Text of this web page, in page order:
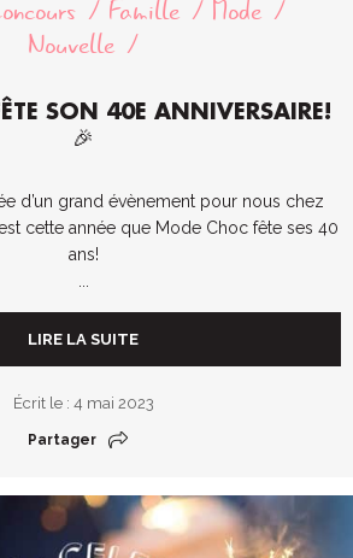
Famille
Mode
Nouvelle
SON 40E ANNIVERSAIRE!
🎉
d’un grand évènement pour nous chez
cette année que Mode Choc fête ses 40
ans!
LIRE LA SUITE
Écrit le : 4 mai 2023
Partager